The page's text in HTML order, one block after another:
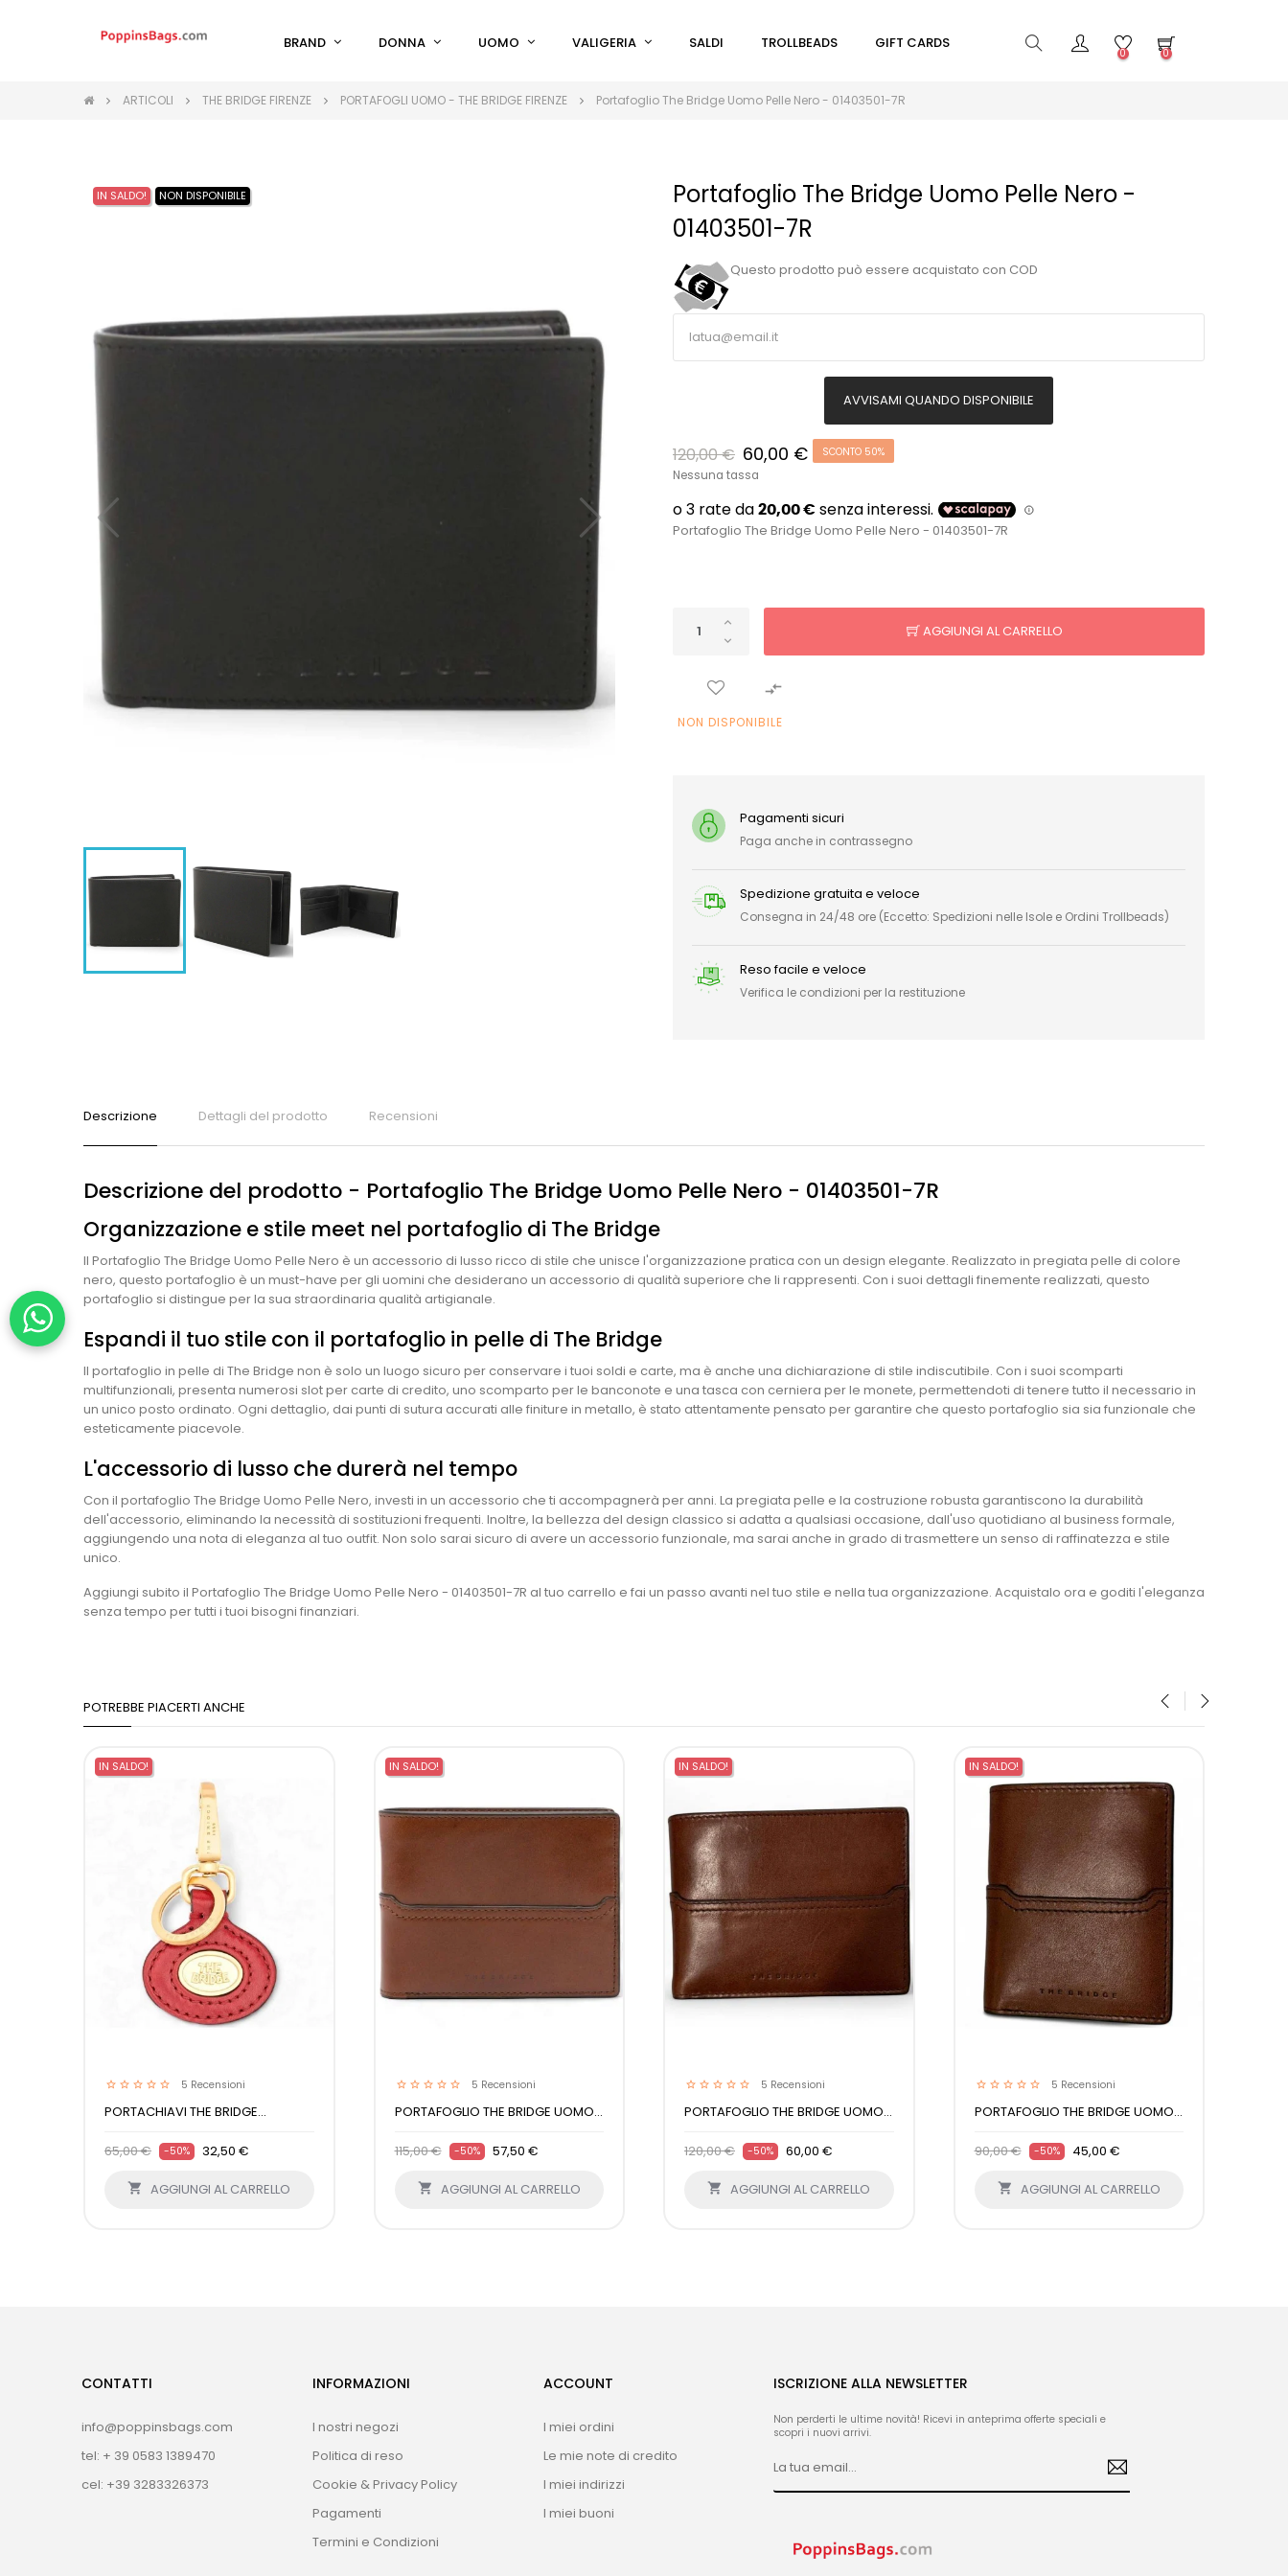
BRAND DONNA UOMO VALIGERIA SALDI TROLLBEADS GIFT CARDS
0 0
ARTICOLI THE BRIDGE FIRENZE PORTAFOGLI UOMO - THE BRIDGE FIRENZE Portafoglio The Bridge Uomo Pelle Nero - 01403501-7R
IN SALDO! NON DISPONIBILE
Portafoglio The Bridge Uomo Pelle Nero -
01403501-7R
Questo prodotto può essere acquistato con COD
AVVISAMI QUANDO DISPONIBILE
120,00 € 60,00 € SCONTO 50%
Nessuna tassa
Portafoglio The Bridge Uomo Pelle Nero - 01403501-7R
AGGIUNGI AL CARRELLO

NON DISPONIBILE
Pagamenti sicuri
Paga anche in contrassegno
Spedizione gratuita e veloce
Consegna in 24/48 ore (Eccetto: Spedizioni nelle Isole e Ordini Trollbeads)
Reso facile e veloce
Verifica le condizioni per la restituzione
Descrizione Dettagli del prodotto Recensioni
Descrizione del prodotto - Portafoglio The Bridge Uomo Pelle Nero - 01403501-7R
Organizzazione e stile meet nel portafoglio di The Bridge
Il Portafoglio The Bridge Uomo Pelle Nero è un accessorio di lusso ricco di stile che unisce l'organizzazione pratica con un design elegante. Realizzato in pregiata pelle di colore
nero, questo portafoglio è un must-have per gli uomini che desiderano un accessorio di qualità superiore che li rappresenti. Con i suoi dettagli finemente realizzati, questo
portafoglio si distingue per la sua straordinaria qualità artigianale.
Espandi il tuo stile con il portafoglio in pelle di The Bridge
Il portafoglio in pelle di The Bridge non è solo un luogo sicuro per conservare i tuoi soldi e carte, ma è anche una dichiarazione di stile indiscutibile. Con i suoi scomparti
multifunzionali, presenta numerosi slot per carte di credito, uno scomparto per le banconote e una tasca con cerniera per le monete, permettendoti di tenere tutto il necessario in
un unico posto ordinato. Ogni dettaglio, dai punti di sutura accurati alle finiture in metallo, è stato attentamente pensato per garantire che questo portafoglio sia sia funzionale che
esteticamente piacevole.
L'accessorio di lusso che durerà nel tempo
Con il portafoglio The Bridge Uomo Pelle Nero, investi in un accessorio che ti accompagnerà per anni. La pregiata pelle e la costruzione robusta garantiscono la durabilità
dell'accessorio, eliminando la necessità di sostituzioni frequenti. Inoltre, la bellezza del design classico si adatta a qualsiasi occasione, dall'uso quotidiano al business formale,
aggiungendo una nota di eleganza al tuo outfit. Non solo sarai sicuro di avere un accessorio funzionale, ma sarai anche in grado di trasmettere un senso di raffinatezza e stile
unico.
Aggiungi subito il Portafoglio The Bridge Uomo Pelle Nero - 01403501-7R al tuo carrello e fai un passo avanti nel tuo stile e nella tua organizzazione. Acquistalo ora e goditi l'eleganza
senza tempo per tutti i tuoi bisogni finanziari.
POTREBBE PIACERTI ANCHE
IN SALDO!
5 Recensioni
PORTACHIAVI THE BRIDGE...
65,00 € -50% 32,50 €
 AGGIUNGI AL CARRELLO
IN SALDO!
5 Recensioni
PORTAFOGLIO THE BRIDGE UOMO...
115,00 € -50% 57,50 €
 AGGIUNGI AL CARRELLO
IN SALDO!
5 Recensioni
PORTAFOGLIO THE BRIDGE UOMO...
120,00 € -50% 60,00 €
 AGGIUNGI AL CARRELLO
IN SALDO!
5 Recensioni
PORTAFOGLIO THE BRIDGE UOMO...
90,00 € -50% 45,00 €
 AGGIUNGI AL CARRELLO
CONTATTI
info@poppinsbags.com
tel: + 39 0583 1389470
cel: +39 3283326373
INFORMAZIONI
I nostri negozi
Politica di reso
Cookie & Privacy Policy
Pagamenti
Termini e Condizioni
ACCOUNT
I miei ordini
Le mie note di credito
I miei indirizzi
I miei buoni
ISCRIZIONE ALLA NEWSLETTER
Non perderti le ultime novità! Ricevi in anteprima offerte speciali e
scopri i nuovi arrivi.